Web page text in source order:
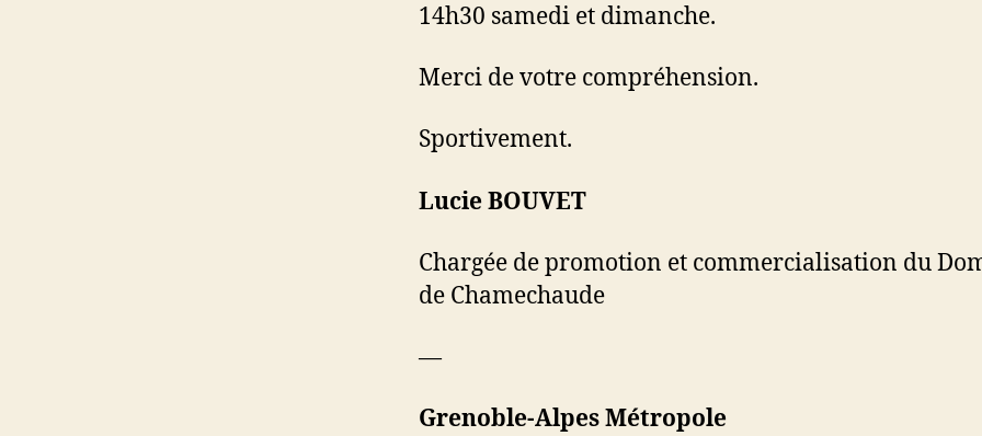
14h30 samedi et dimanche.
Merci de votre compréhension.
Sportivement.
Lucie BOUVET
Chargée de promotion et commercialisation du
de Chamechaude
—
Grenoble-Alpes Métropole